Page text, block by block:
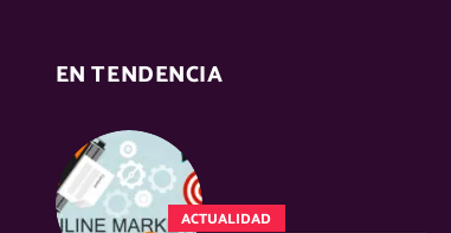
EN TENDENCIA
ACTUALIDAD